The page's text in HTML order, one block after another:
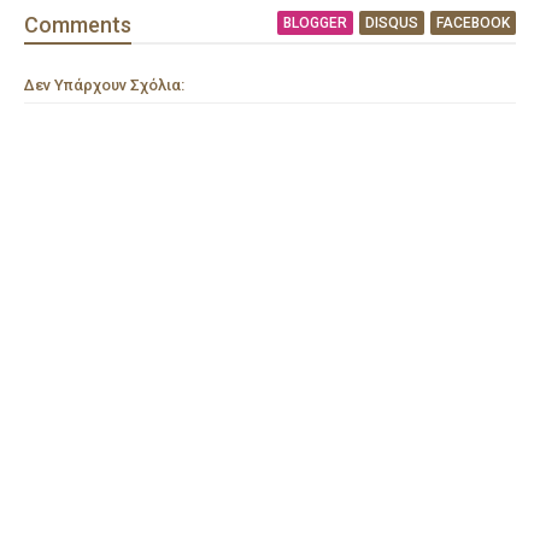
Comments BLOGGER DISQUS FACEBOOK
Δεν Υπάρχουν Σχόλια: